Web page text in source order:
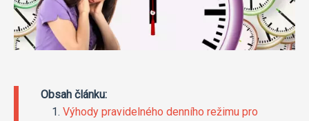
Obsah článku:
Výhody pravidelného denního režimu pro